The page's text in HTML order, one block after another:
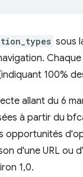
sous
100%
allant du 6
à partir du
d'une URL ou
1,0.